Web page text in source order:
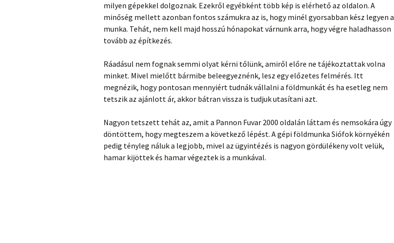
milyen gépekkel dolgoznak. Ezekről egyébként több kép is elérhető az oldalon. A
minőség mellett azonban fontos számukra az is, hogy minél gyorsabban kész legyen a
munka. Tehát, nem kell majd hosszú hónapokat várnunk arra, hogy végre haladhasson
tovább az építkezés.
Ráadásul nem fognak semmi olyat kérni tőlünk, amiről előre ne tájékoztattak volna
minket. Mivel mielőtt bármibe beleegyeznénk, lesz egy előzetes felmérés. Itt
megnézik, hogy pontosan mennyiért tudnák vállalni a földmunkát és ha esetleg nem
tetszik az ajánlott ár, akkor bátran vissza is tudjuk utasítani azt.
Nagyon tetszett tehát az, amit a Pannon Fuvar 2000 oldalán láttam és nemsokára úgy
döntöttem, hogy megteszem a következő lépést. A gépi földmunka Siófok környékén
pedig tényleg náluk a legjobb, mivel az ügyintézés is nagyon gördülékeny volt velük,
hamar kijöttek és hamar végeztek is a munkával.